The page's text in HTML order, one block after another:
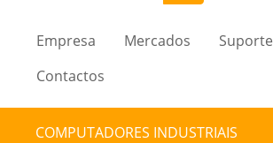
Empresa Mercados Suporte
Contactos
COMPUTADORES INDUSTRIAIS